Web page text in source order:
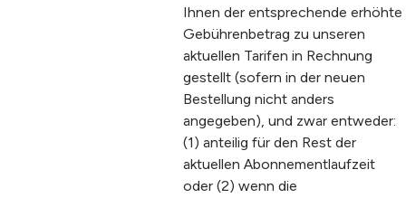
Ihnen der entsprechende erhöhte
Gebührenbetrag zu unseren
aktuellen Tarifen in Rechnung
gestellt (sofern in der neuen
Bestellung nicht anders
angegeben), und zwar entweder:
(1) anteilig für den Rest der
aktuellen Abonnementlaufzeit
oder (2) wenn die